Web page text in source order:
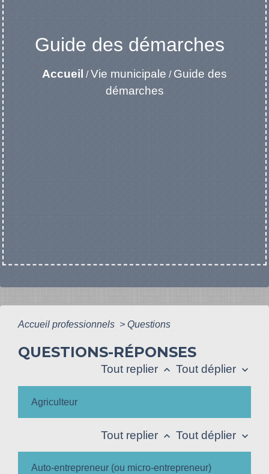
Guide des démarches
Accueil /Vie municipale / Guide des
démarches
Accueil professionnels > Questions
QUESTIONS-RÉPONSES
Tout replier keyboard_arrow_up Tout déplier keyboard_arrow_down
Agriculteur
Tout replier keyboard_arrow_up Tout déplier keyboard_arrow_down
Auto-entrepreneur (ou micro-entrepreneur)